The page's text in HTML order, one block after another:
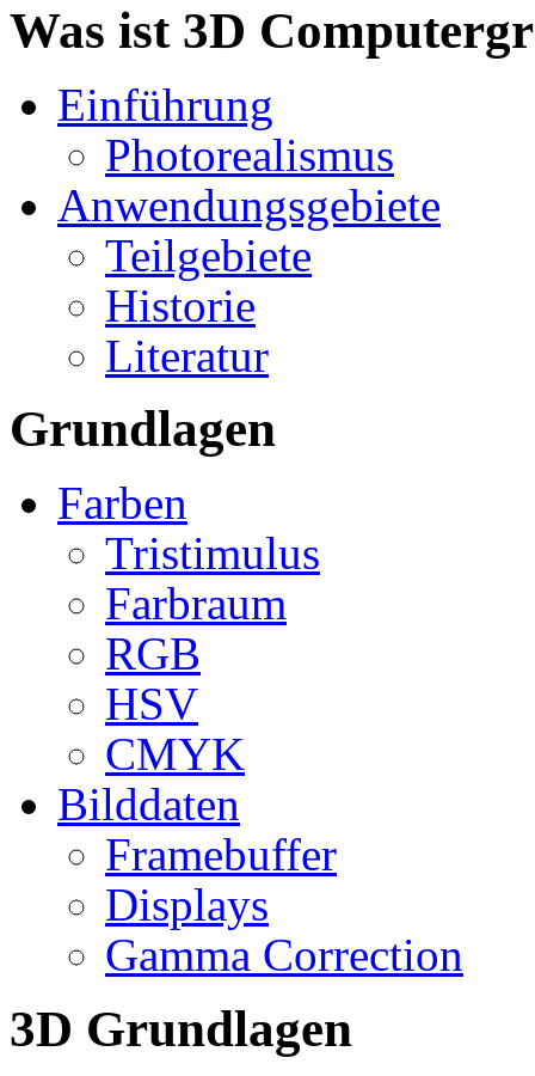
Was ist 3D
Einführung
Photorealismus
Anwendungsgebiete
Teilgebiete
Historie
Literatur
Grundlagen
Farben
Tristimulus
Farbraum
RGB
HSV
CMYK
Bilddaten
Framebuffer
Displays
Gamma Correction
3D Grundlagen